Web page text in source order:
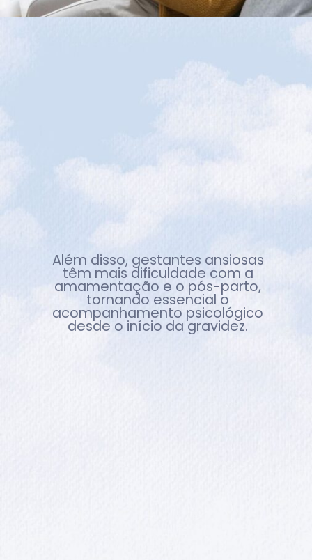
Além disso, gestantes ansiosas
têm mais dificuldade com a
amamentação e o pós-parto,
tornando essencial o
acompanhamento psicológico
desde o início da gravidez.